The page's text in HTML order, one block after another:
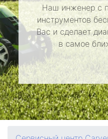
Наш инженер с
инструментов
Вас и сделает
в самое